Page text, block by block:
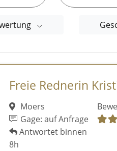
Freie Rednerin
Moers
Gage: auf Anfrage
Antwortet binnen
8h